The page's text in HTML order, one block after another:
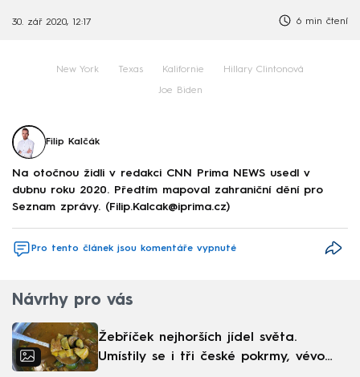
30. zář 2020, 12:17 6 min čtení
New York Texas Kalifornie Hillary Clintonová
Joe Biden
Filip Kalčák
Na otočnou židli v redakci CNN Prima NEWS usedl v
dubnu roku 2020. Předtím mapoval zahraniční dění pro
Seznam zprávy. (Filip.Kalcak@iprima.cz)
Pro tento článek jsou komentáře vypnuté
Návrhy pro vás
Žebříček nejhorších jídel světa.
Umístily se i tři české pokrmy, vévodí